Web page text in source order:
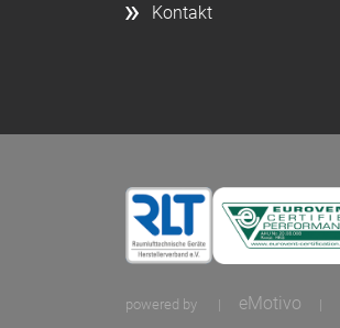
Kontakt
powered by | eMotivo |